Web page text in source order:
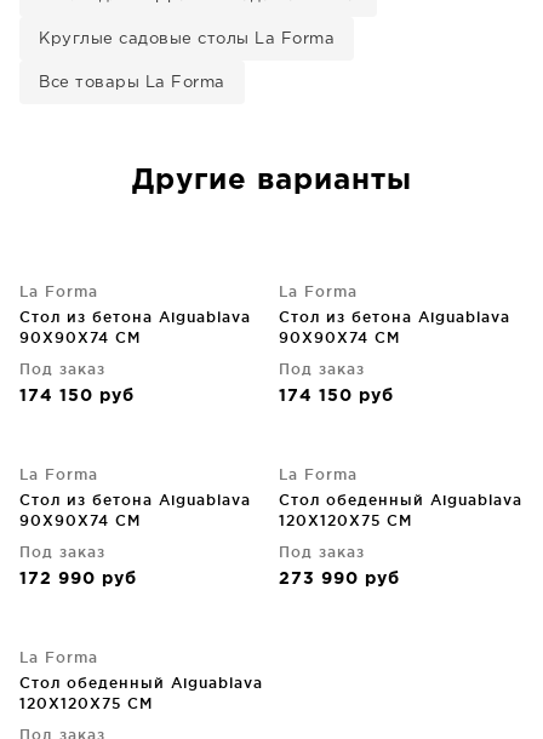
Круглые садовые столы La Forma
Все товары La Forma
Другие варианты
La Forma
Стол из бетона Aiguablava
90X90X74 CM
Под заказ
174 150 руб
La Forma
Стол из бетона Aiguablava
90X90X74 CM
Под заказ
174 150 руб
La Forma
Стол из бетона Aiguablava
90X90X74 CM
Под заказ
172 990 руб
La Forma
Стол обеденный Aiguablava
120X120X75 CM
Под заказ
273 990 руб
La Forma
Стол обеденный Aiguablava
120X120X75 CM
Под заказ